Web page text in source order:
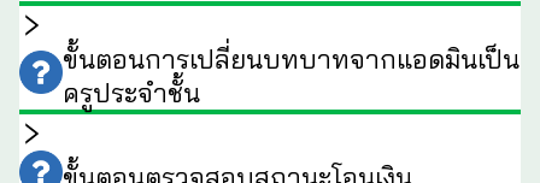
ขั้นตอนการเปลี่ยนบทบาทจากแอดมินเป็น
ครูประจำชั้น